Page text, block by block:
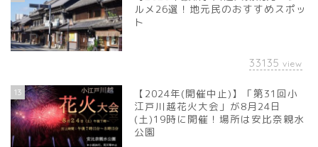
ルメ26選！地元民のおすすめスポッ
ト
33135 view
13
【2024年(開催中止)】「第31回小
江戸川越花火大会」が8月24日
(土)19時に開催！場所は安比奈親水
公園